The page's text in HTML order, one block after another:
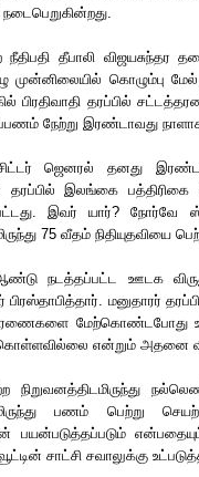
நீதிபதி தீபாலி
முன்னிலையில் கொழும்பு
பிரதிவாதி தரப்பில்
நேற்று இரண்டாவது
ஜெனரல் தனது
தரப்பில் இலங்கை பத்திரிகை
இவர் யார்? நோர்வே
75 வீதம் நிதியுதவியை
நடத்தப்பட்ட ஊடக
பிரஸ்தாபித்தார். மனுதாரர்
மேற்கொண்டபோது
என்றும் அதனை
நிறுவனத்திடமிருந்து
பணம் பெற்று
பயன்படுத்தப்படும்
சாட்சி சவாலுக்கு